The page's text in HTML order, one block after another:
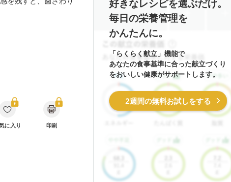
に入り 印刷
好きなレシピを選ぶだけ。
毎日の栄養管理を
かんたんに。
「らくらく献立」機能で
あなたの食事基準に合った献立づくり
をおいしい健康がサポートします。
2週間の無料お試しをする